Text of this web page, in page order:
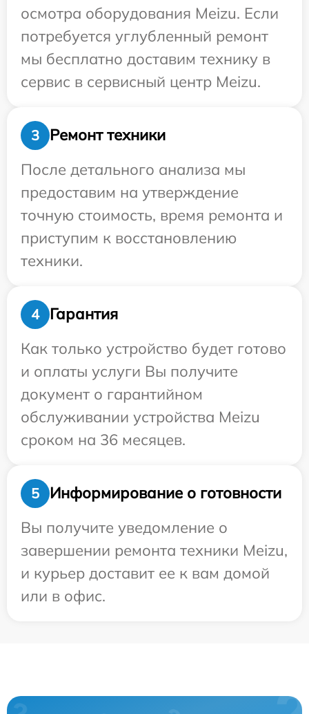
осмотра оборудования Meizu. Если
потребуется углубленный ремонт
мы бесплатно доставим технику в
сервис в сервисный центр Meizu.
3
Ремонт техники
После детального анализа мы
предоставим на утверждение
точную стоимость, время ремонта и
приступим к восстановлению
техники.
4
Гарантия
Как только устройство будет готово
и оплаты услуги Вы получите
документ о гарантийном
обслуживании устройства Meizu
сроком на 36 месяцев.
5
Информирование о готовности
Вы получите уведомление о
завершении ремонта техники Meizu,
и курьер доставит ее к вам домой
или в офис.